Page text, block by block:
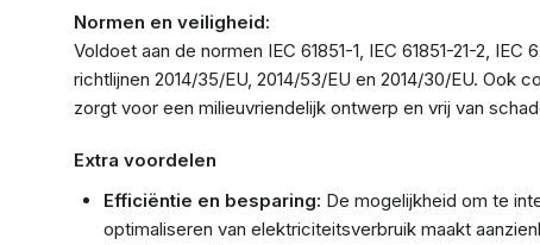
Normen en veiligheid:
Voldoet aan de normen IEC 61851-1, IEC 61851-21-2, IEC
richtlijnen 2014/35/EU, 2014/53/EU en 2014/30/EU. Ook
zorgt voor een milieuvriendelijk ontwerp en vrij van
Extra voordelen
Efficiëntie en besparing: De mogelijkheid om te
optimaliseren van elektriciteitsverbruik maakt